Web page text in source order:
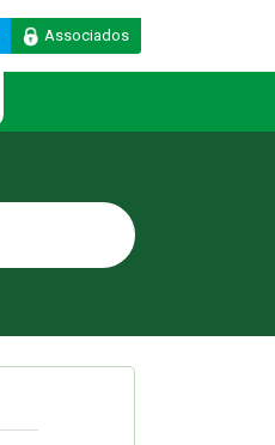
Associados